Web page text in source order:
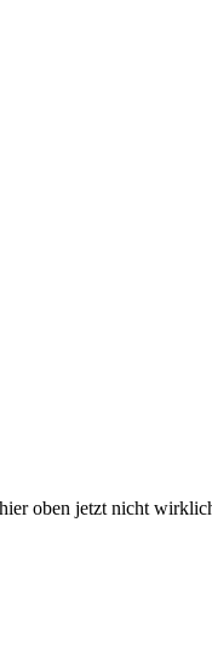
oben jetzt nicht